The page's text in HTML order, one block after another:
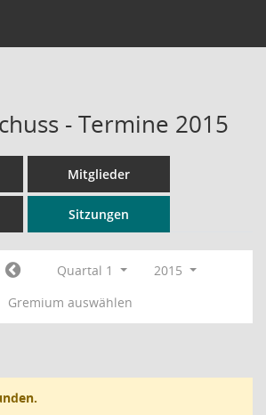
- Termine 2015
Mitglieder
Sitzungen
Quartal 1
2015
Gremium auswählen